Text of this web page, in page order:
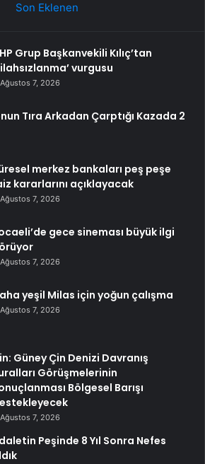
Son Eklenen
Grup Başkanvekili Kılıç’tan
vurgusu
Ağustos 7, 2026
Tıra Arkadan Çarptığı Kazada 2
merkez bankaları peş peşe
kararlarını açıklayacak
Ağustos 7, 2026
gece sineması büyük ilgi
Ağustos 7, 2026
yeşil Milas için yoğun çalışma
Ağustos 7, 2026
Güney Çin Denizi Davranış
Görüşmelerinin
Bölgesel Barışı
Ağustos 7, 2026
Peşinde 8 Yıl Sonra Nefes